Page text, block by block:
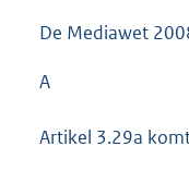
De Mediawet
A
Artikel 3.29a